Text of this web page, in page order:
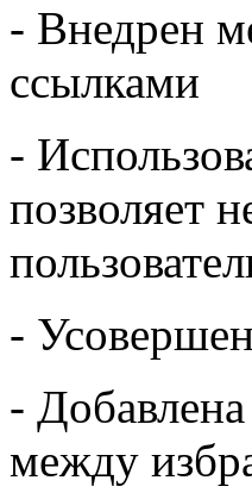
- Внедрен
ссылками
-
позволяет
-
-
между